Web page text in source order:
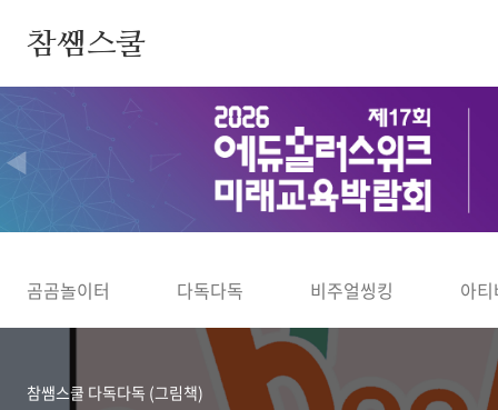
참쌤스쿨
◀
곰곰놀이터 다독다독 비주얼씽킹 아
참쌤스쿨 다독다독 (그림책)